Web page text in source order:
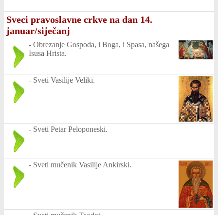
Sveci pravoslavne crkve na dan 14.
januar/siječanj
- Obrezanje Gospoda, i Boga, i Spasa, našega
Isusa Hrista.
- Sveti Vasilije Veliki.
- Sveti Petar Peloponeski.
- Sveti mučenik Vasilije Ankirski.